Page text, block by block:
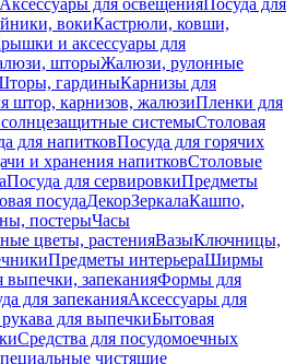
Аксессуары для освещенияПосуда для
вокиКастрюли, ковши,
и аксессуары для
шторыЖалюзи, рулонные
гардиныКарнизы для
штор, карнизов, жалюзиПленки для
системыСтоловая
для напитковПосуда для горячих
и хранения напитковСтоловые
Посуда для сервировкиПредметы
посудаДекорЗеркалаКашпо,
постерыЧасы
цветы, растенияВазыКлючницы,
Предметы интерьераШирмы
выпечки, запеканияФормы для
для запеканияАксессуары для
для выпечкиБытовая
Средства для посудомоечных
чистящие